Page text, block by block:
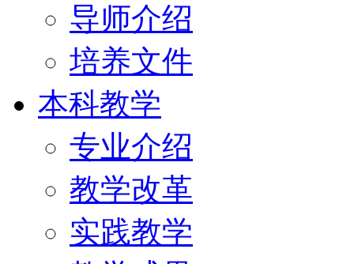
导师介绍
培养文件
本科教学
专业介绍
教学改革
实践教学